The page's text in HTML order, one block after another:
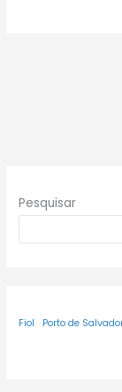
Pesquisar
Fiol Porto de